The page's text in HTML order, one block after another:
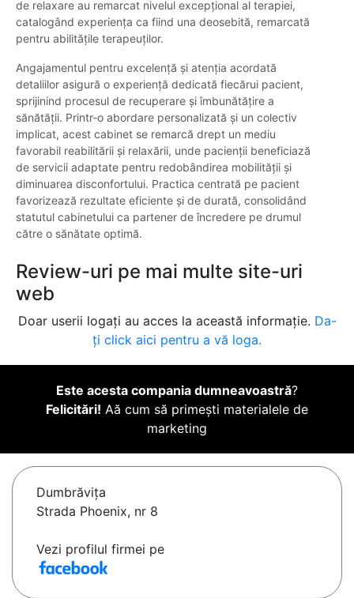
de relaxare au remarcat nivelul excepțional al terapiei,
catalogând experiența ca fiind una deosebită, remarcată
pentru abilitățile terapeuților.
Angajamentul pentru excelență și atenția acordată
detaliilor asigură o experiență dedicată fiecărui pacient,
sprijinind procesul de recuperare și îmbunătățire a
sănătății. Printr-o abordare personalizată și un colectiv
implicat, acest cabinet se remarcă drept un mediu
favorabil reabilitării și relaxării, unde pacienții beneficiază
de servicii adaptate pentru redobândirea mobilității și
diminuarea disconfortului. Practica centrată pe pacient
favorizează rezultate eficiente și de durată, consolidând
statutul cabinetului ca partener de încredere pe drumul
către o sănătate optimă.
Review-uri pe mai multe site-uri
web
Doar userii logați au acces la această informație. Da-
ți click aici pentru a vă loga.
Este acesta compania dumneavoastră?
Felicitări! Aă cum să primești materialele de
marketing
Dumbrăviţa
Strada Phoenix, nr 8
Vezi profilul firmei pe